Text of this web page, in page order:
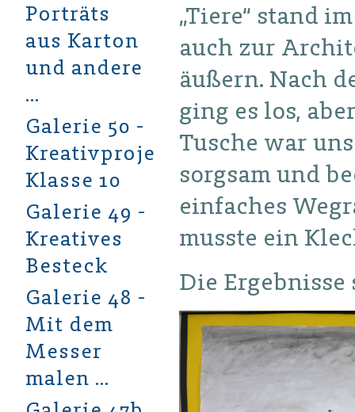
„Tiere“ stand
auch zur
äußern. Nach
ging es los,
Tusche war
sorgsam und
einfaches
musste ein
Die
Porträts
aus Karton
und andere
…
Galerie 50 -
Kreativprojekt
Klasse 10
Galerie 49 -
Kreatives
Besteck
Galerie 48 -
Mit dem
Messer
malen …